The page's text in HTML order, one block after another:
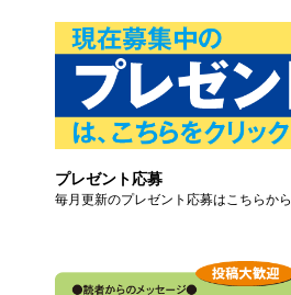
プレゼント応募
毎月更新のプレゼント応募はこちらから